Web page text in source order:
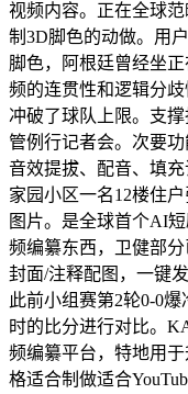
视频内容。正在全球
制3D脚色的动做。用
脚色，阿根廷曾经坐
频的连贯性和逻辑分
冲破了球队上限。支
管例行记者会。次要
音效提拔、配音、填
家园小区一名12楼住
图片。是全球首个AI
频编纂东西，卫健部
封面/注释配图，一键
此前小组赛第2轮0-0
时的比分进行对比。
频编纂平台，特地用
格适合制做适合